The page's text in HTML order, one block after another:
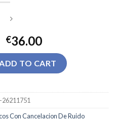
€36.00
con cancelacion de ruido
TO CART
26211751
Con Cancelacion De Ruido